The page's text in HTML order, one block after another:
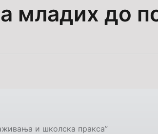
младих до
и школска пракса”